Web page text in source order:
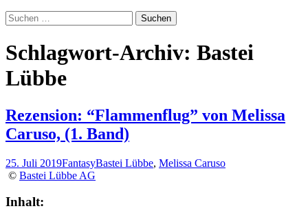
Suchen
nach:
Schlagwort-Archiv: Bastei
Lübbe
Rezension: “Flammenflug” von Melissa
Caruso, (1. Band)
25. Juli 2019FantasyBastei Lübbe, Melissa Caruso
© Bastei Lübbe AG
Inhalt: